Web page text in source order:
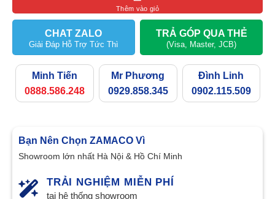
Thêm vào giỏ
CHAT ZALO
Giải Đáp Hỗ Trợ Tức Thì
TRẢ GÓP QUA THẺ
(Visa, Master, JCB)
Minh Tiến
0888.586.248
Mr Phương
0929.858.345
Đình Linh
0902.115.509
Bạn Nên Chọn ZAMACO Vì
Showroom lớn nhất Hà Nội & Hồ Chí Minh
TRẢI NGHIỆM MIỄN PHÍ
tại hệ thống showroom